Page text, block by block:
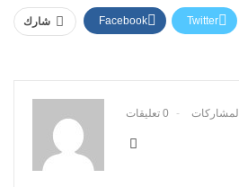
شارك Facebook Twitter
0 تعليقات